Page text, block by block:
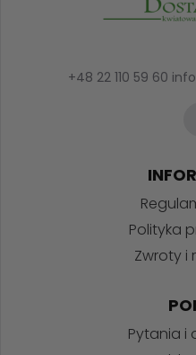
+48 22 110 59 60
Polityka
Zwroty i
Pytania i